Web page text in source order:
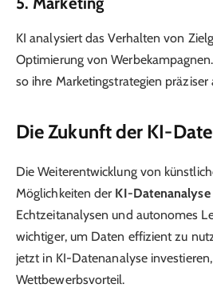
KI analysiert das Verhalten von
Optimierung von
so ihre Marketingstrategien präziser
Die Zukunft der KI-
Die Weiterentwicklung von
Möglichkeiten der KI-Datenanalyse
Echtzeitanalysen und autonomes
wichtiger, um Daten effizient zu
jetzt in KI-Datenanalyse
Wettbewerbsvorteil.